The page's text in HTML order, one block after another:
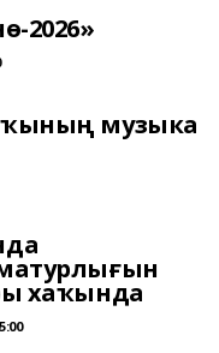
2026»
музыка
хаҡында